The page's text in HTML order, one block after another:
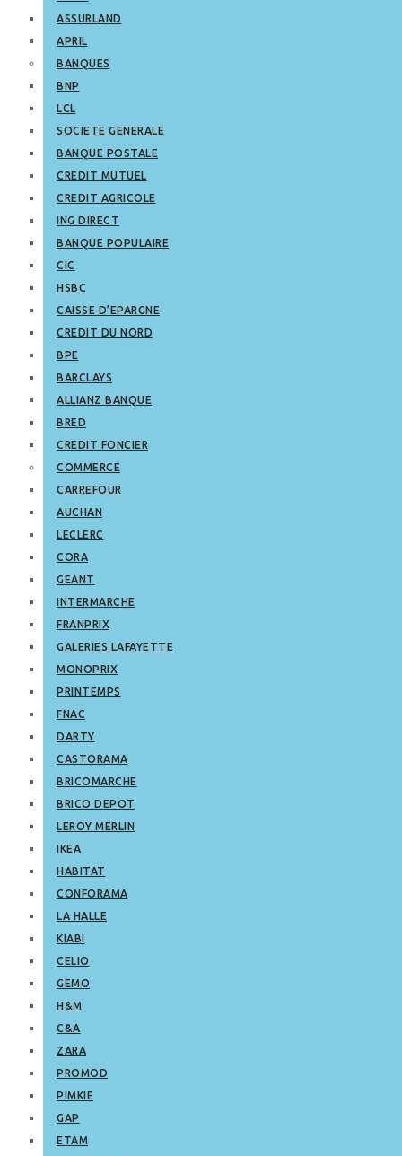
ASSURLAND
APRIL
BANQUES
BNP
LCL
SOCIETE GENERALE
BANQUE POSTALE
CREDIT MUTUEL
CREDIT AGRICOLE
ING DIRECT
BANQUE POPULAIRE
CIC
HSBC
CAISSE D’EPARGNE
CREDIT DU NORD
BPE
BARCLAYS
ALLIANZ BANQUE
BRED
CREDIT FONCIER
COMMERCE
CARREFOUR
AUCHAN
LECLERC
CORA
GEANT
INTERMARCHE
FRANPRIX
GALERIES LAFAYETTE
MONOPRIX
PRINTEMPS
FNAC
DARTY
CASTORAMA
BRICOMARCHE
BRICO DEPOT
LEROY MERLIN
IKEA
HABITAT
CONFORAMA
LA HALLE
KIABI
CELIO
GEMO
H&M
C&A
ZARA
PROMOD
PIMKIE
GAP
ETAM